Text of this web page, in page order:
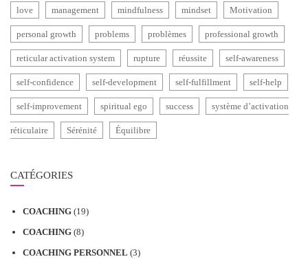
love management mindfulness mindset Motivation
personal growth problems problèmes professional growth
reticular activation system rupture réussite self-awareness
self-confidence self-development self-fulfillment self-help
self-improvement spiritual ego success système d’activation
réticulaire Sérénité Équilibre
CATÉGORIES
COACHING (19)
COACHING (8)
COACHING PERSONNEL (3)